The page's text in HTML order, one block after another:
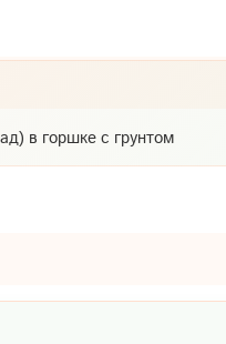
в горшке с грунтом